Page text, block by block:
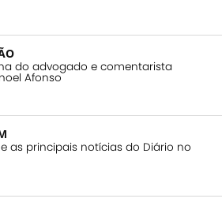
do advogado e comentarista
Afonso
as principais notícias do Diário no